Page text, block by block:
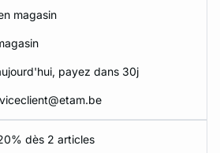
magasin
payez dans 30j
dès 2 articles